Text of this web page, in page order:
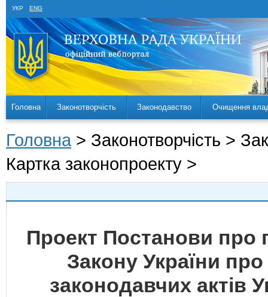
УКР ENG
Головна Законотворчість Законодавство Очищення
Головна > Законотворчість >
Картка законопроекту >
Проект Постанови про
Закону України
законодавчих актів